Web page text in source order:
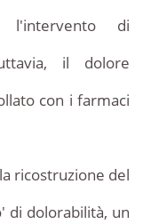
di
il dolore
con i farmaci
ricostruzione del
di dolorabilità, un